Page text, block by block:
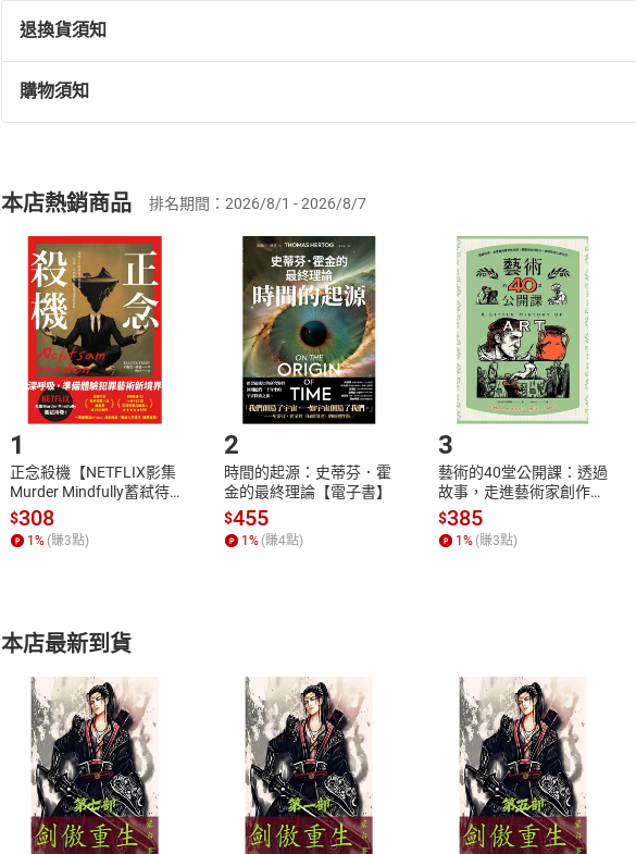
退換貨須知
退換貨規定：
(一)依消費者保護法第19條第1項後段暨通訊交易解除權合理例外情事適用
(二)消費者訂購本店鋪之商品即代表知悉本店鋪所銷售之商品為電子書，
且已下載/存取電子書，不得請求退貨退款。
退貨方式：您欲取消訂單或辦理退貨時，請登入樂天市場，並於「我的訂單
貨」，本店鋪將依您的申請進行審核，待審核通過後將為您辦理退款事宜。
請注意，樂天市場須以整筆訂單為單位進行取消/退貨，恕無法以單支商品取
購物須知
挑選商品
Choose
放入購物車
Shopping cart
登入帳號
Login
購書後，如何開始使用？
Step1.選擇閱讀載具 Step2.登入
付款方式
ATM轉帳、信用卡、LINE PAY、AFTEE
退換貨規範
本店是否提供消費者保護法七日猶
本店熱銷商品 排名期間：2026/8/1 - 2026/8/7
1
正念殺機【NETFLIX影集
Murder Mindfully蓄弒待
發】【電子書】
$308
1% (賺3點)
2
時間的起源：史蒂芬．霍
金的最終理論【電子書】
$455
1% (賺4點)
3
藝術的40堂公開課：透過
故事，走進藝術家創作現
場，看藝術如何誕生、如
何形塑人類生活【電子
書】
$385
1% (賺3點)
本店最新到貨